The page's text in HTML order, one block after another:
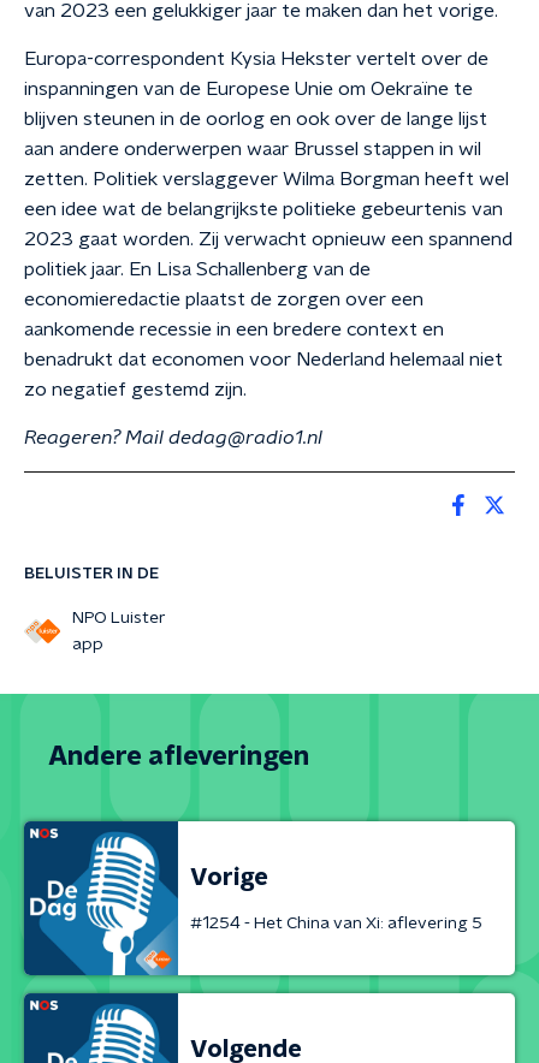
BELUISTER IN DE
NPO Luister
app
van 2023 een gelukkiger jaar te maken dan het vorige.
Europa-correspondent Kysia Hekster vertelt over de
inspanningen van de Europese Unie om Oekraïne te
blijven steunen in de oorlog en ook over de lange lijst
aan andere onderwerpen waar Brussel stappen in wil
zetten. Politiek verslaggever Wilma Borgman heeft wel
een idee wat de belangrijkste politieke gebeurtenis van
2023 gaat worden. Zij verwacht opnieuw een spannend
politiek jaar. En Lisa Schallenberg van de
economieredactie plaatst de zorgen over een
aankomende recessie in een bredere context en
benadrukt dat economen voor Nederland helemaal niet
zo negatief gestemd zijn.
Reageren? Mail dedag@radio1.nl
Andere afleveringen
Vorige
#1254 - Het China van Xi: aflevering 5
Volgende